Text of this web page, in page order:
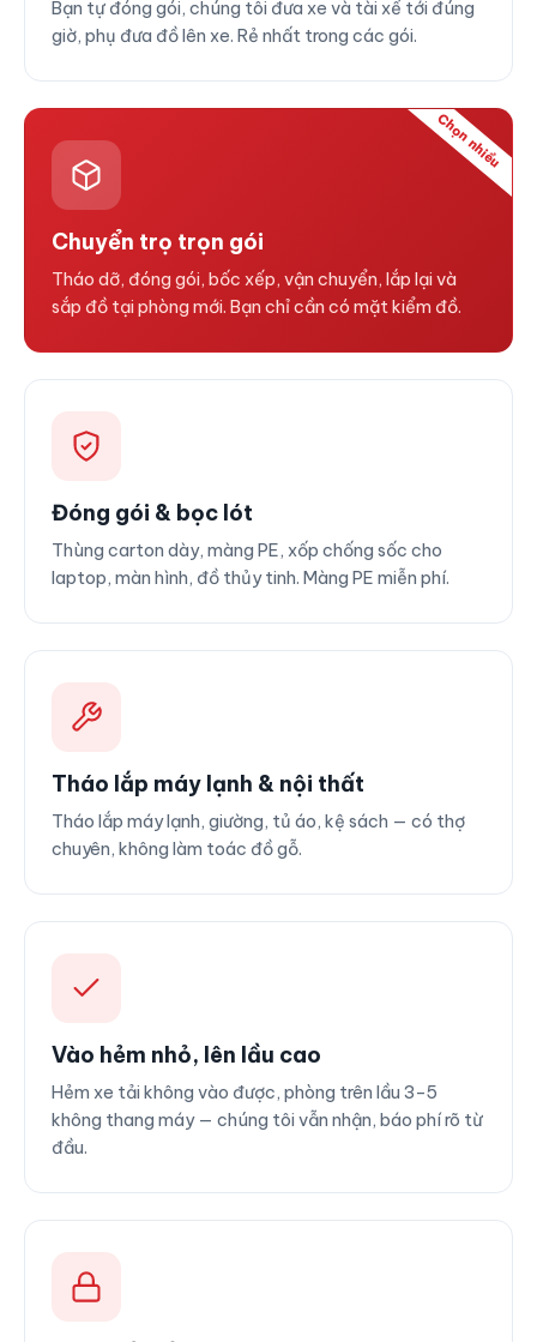
Bạn tự đóng gói, chúng tôi đưa xe và tài xế tới đúng
giờ, phụ đưa đồ lên xe. Rẻ nhất trong các gói.
Chọn nhiều
Chuyển trọ trọn gói
Tháo dỡ, đóng gói, bốc xếp, vận chuyển, lắp lại và
sắp đồ tại phòng mới. Bạn chỉ cần có mặt kiểm đồ.
Đóng gói & bọc lót
Thùng carton dày, màng PE, xốp chống sốc cho
laptop, màn hình, đồ thủy tinh. Màng PE miễn phí.
Tháo lắp máy lạnh & nội thất
Tháo lắp máy lạnh, giường, tủ áo, kệ sách — có thợ
chuyên, không làm toác đồ gỗ.
Vào hẻm nhỏ, lên lầu cao
Hẻm xe tải không vào được, phòng trên lầu 3–5
không thang máy — chúng tôi vẫn nhận, báo phí rõ từ
đầu.